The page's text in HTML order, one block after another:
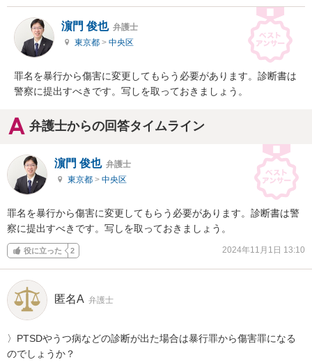
濵門 俊也 弁護士
東京都 > 中央区
罪名を暴行から傷害に変更してもらう必要があります。診断書は
警察に提出すべきです。写しを取っておきましょう。
弁護士からの回答タイムライン
濵門 俊也 弁護士
東京都 > 中央区
罪名を暴行から傷害に変更してもらう必要があります。診断書は警
察に提出すべきです。写しを取っておきましょう。
役に立った 2 2024年11月1日 13:10
匿名A 弁護士
〉PTSDやうつ病などの診断が出た場合は暴行罪から傷害罪になる
のでしょうか？